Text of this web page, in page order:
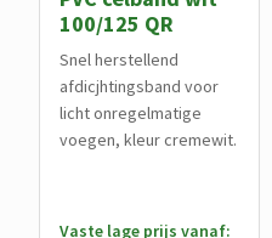
100/125 QR
Snel herstellend
afdicjhtingsband voor
licht onregelmatige
voegen, kleur cremewit.
Vaste lage prijs vanaf: